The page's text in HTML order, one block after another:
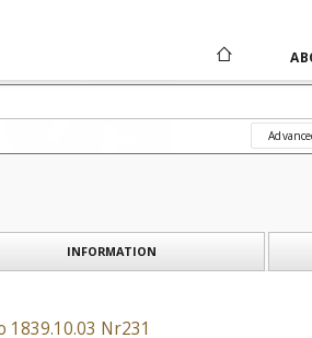
INFORMATION
1839.10.03 Nr231